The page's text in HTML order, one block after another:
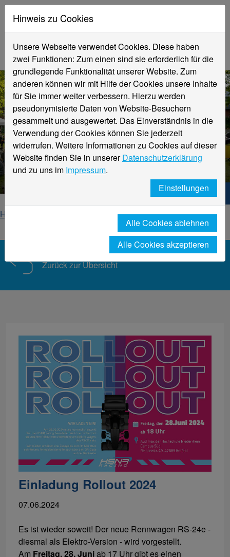
Aktuelles aus der Hochschule
Hochschule Niederrhein. Dein Weg.
Home
Alumni
uebersicht-aktuelles
Zurück zur Übersicht
Einladung Rollout 2024
07.06.2024
Es ist wieder soweit! Der neue Rennwagen RS-24e -
diesmal als Elektro-Version - wird vorgestellt.
Am Freitag, 28. Juniab 17 Uhr gibt es einen
Hinweis zu Cookies
Unsere Webseite verwendet Cookies. Diese haben
zwei Funktionen: Zum einen sind sie erforderlich für die
grundlegende Funktionalität unserer Website. Zum
anderen können wir mit Hilfe der Cookies unsere Inhalte
für Sie immer weiter verbessern. Hierzu werden
pseudonymisierte Daten von Website-Besuchern
gesammelt und ausgewertet. Das Einverständnis in die
Verwendung der Cookies können Sie jederzeit
widerrufen. Weitere Informationen zu Cookies auf dieser
Website finden Sie in unsererDatenschutzerklärung
und zu uns im Impressum.
Einstellungen
Alle Cookies ablehnen
Alle Cookies akzeptieren